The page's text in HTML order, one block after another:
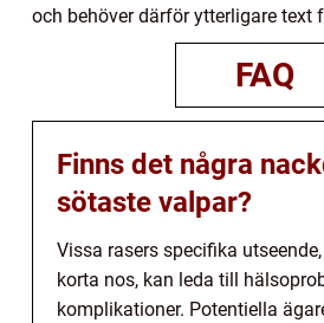
och behöver därför ytterligare text
FAQ
Finns det några
sötaste valpar?
Vissa rasers specifika
korta nos, kan leda till
komplikationer. Potentiella